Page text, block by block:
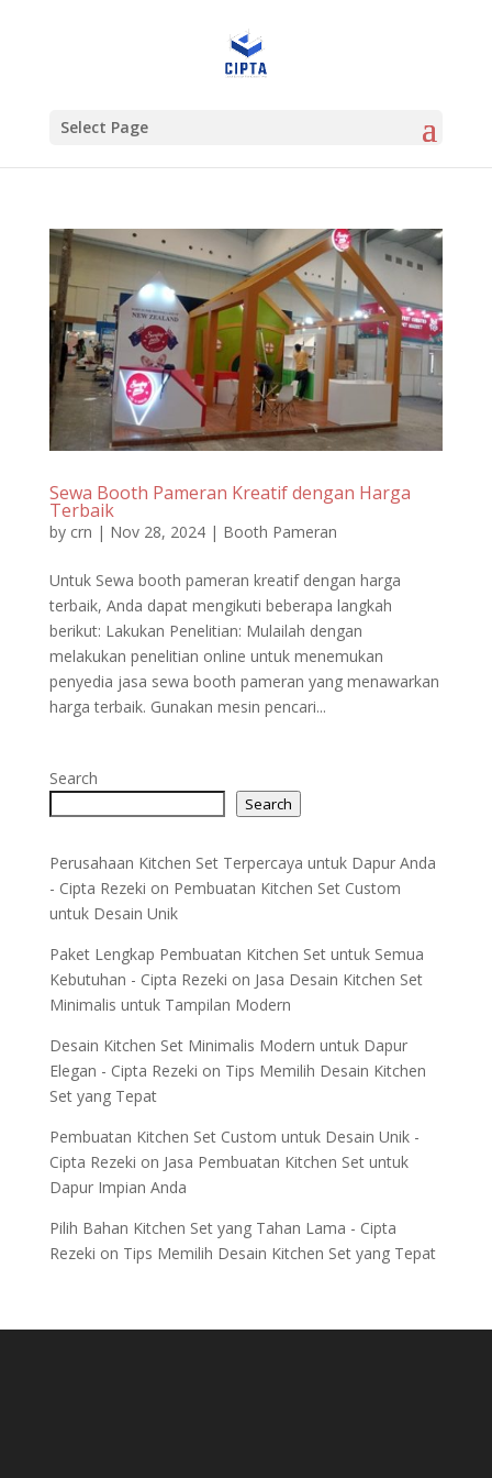
Select Page
Sewa Booth Pameran Kreatif dengan Harga
Terbaik
by crn | Nov 28, 2024| Booth Pameran
Untuk Sewa booth pameran kreatif dengan harga
terbaik, Anda dapat mengikuti beberapa langkah
berikut: Lakukan Penelitian: Mulailah dengan
melakukan penelitian online untuk menemukan
penyedia jasa sewa booth pameran yang menawarkan
harga terbaik. Gunakan mesin pencari...
Search
Search
Perusahaan Kitchen Set Terpercaya untuk Dapur Anda
- Cipta Rezeki on Pembuatan Kitchen Set Custom
untuk Desain Unik
Paket Lengkap Pembuatan Kitchen Set untuk Semua
Kebutuhan - Cipta Rezeki on Jasa Desain Kitchen Set
Minimalis untuk Tampilan Modern
Desain Kitchen Set Minimalis Modern untuk Dapur
Elegan - Cipta Rezeki on Tips Memilih Desain Kitchen
Set yang Tepat
Pembuatan Kitchen Set Custom untuk Desain Unik -
Cipta Rezeki on Jasa Pembuatan Kitchen Set untuk
Dapur Impian Anda
Pilih Bahan Kitchen Set yang Tahan Lama - Cipta
Rezeki on Tips Memilih Desain Kitchen Set yang Tepat